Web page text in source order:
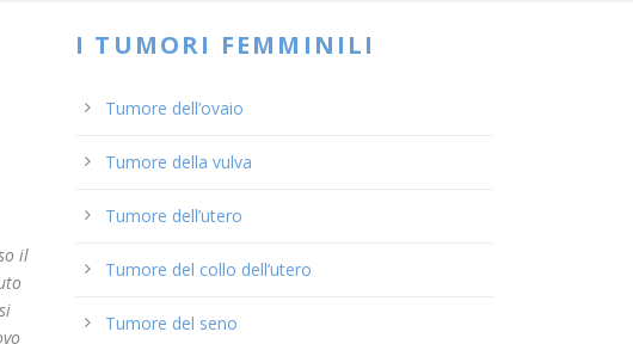
il
I TUMORI FEMMINILI
Tumore dell’ovaio
Tumore della vulva
Tumore dell’utero
Tumore del collo dell’utero
Tumore del seno